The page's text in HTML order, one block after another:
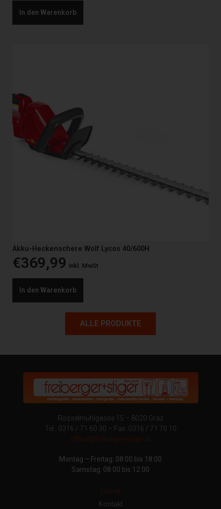
In den Warenkorb
Akku-Heckenschere Wolf Lycos 40/600H
€369,99 inkl. MwSt
In den Warenkorb
ALLE PRODUKTE
Rösselmühlgasse 15 – 8020 Graz
Tel.: 0316 / 71 60 30 – Fax: 0316 / 71 70 10
office@freiberger-stiger.at
Montag – Freitag: 08:00 bis 18:00
Samstag: 08:00 bis 12:00
Home
Kontakt